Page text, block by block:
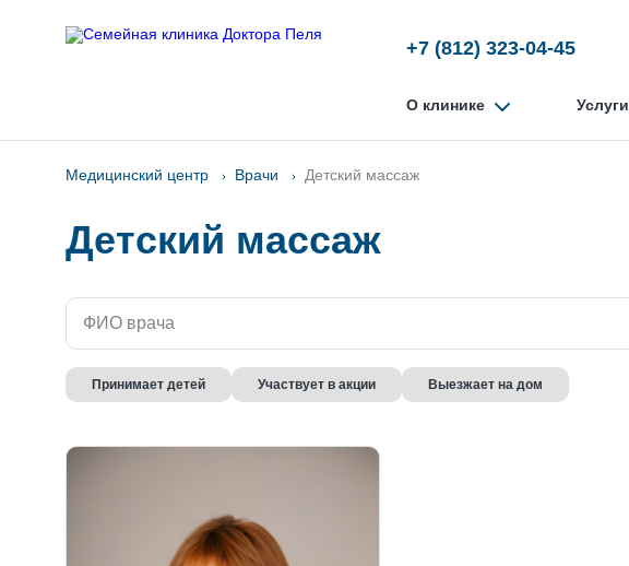
+7 (812) 323-04-45
О клинике Услуги
Медицинский центр Врачи Детский массаж
Детский массаж
Принимает детей Участвует в акции Выезжает на дом